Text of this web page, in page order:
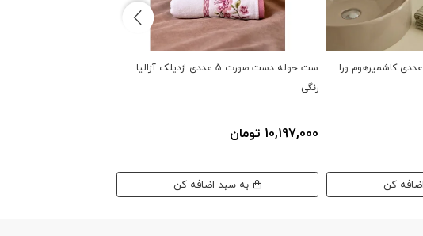
ست حوله دست صورت 2 عددی کاشمیرهوم ورا
ست حوله دست صورت 5 عددی ازدیلک آزالیا
رنگی
10,197,000 تومان
به سبد اضافه کن